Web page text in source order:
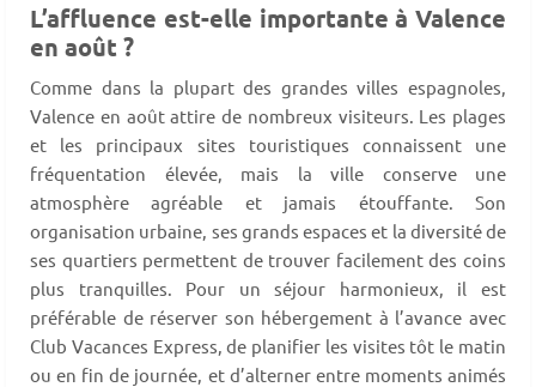
L’affluence est-elle importante à Valence
en août ?
Comme dans la plupart des grandes villes espagnoles,
Valence en août attire de nombreux visiteurs. Les plages
et les principaux sites touristiques connaissent une
fréquentation élevée, mais la ville conserve une
atmosphère agréable et jamais étouffante. Son
organisation urbaine, ses grands espaces et la diversité de
ses quartiers permettent de trouver facilement des coins
plus tranquilles. Pour un séjour harmonieux, il est
préférable de réserver son hébergement à l’avance avec
Club Vacances Express, de planifier les visites tôt le matin
ou en fin de journée, et d’alterner entre moments animés